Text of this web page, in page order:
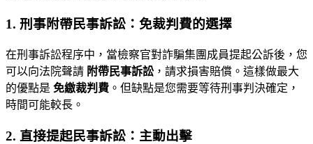
1. 刑事附帶民事訴訟：免裁判費的選擇
在刑事訴訟程序中，當檢察官對詐騙集團成員提起公訴後，您
可以向法院聲請 附帶民事訴訟，請求損害賠償。這樣做最大
的優點是 免繳裁判費 。但缺點是您需要等待刑事判決確定，
時間可能較長。
2. 直接提起民事訴訟：主動出擊